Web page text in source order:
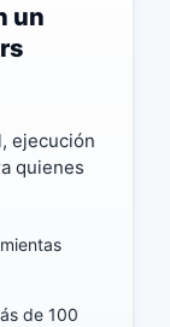
un
ejecución
quienes
de 100